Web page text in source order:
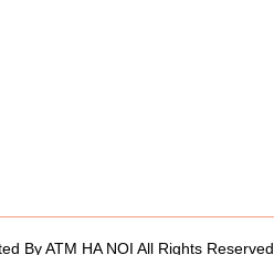
By ATM HA NOI All Rights Reserved